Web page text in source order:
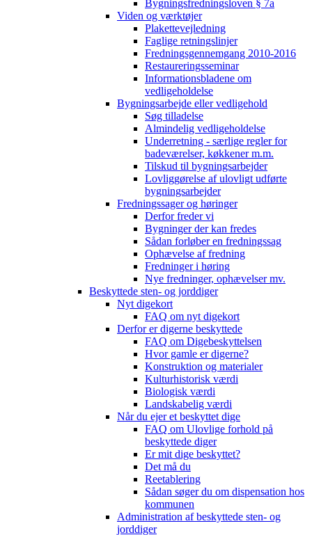
Bygningsfredningsloven § 7a
Viden og værktøjer
Plakettevejledning
Faglige retningslinjer
Fredningsgennemgang 2010-2016
Restaureringsseminar
Informationsbladene om
vedligeholdelse
Bygningsarbejde eller vedligehold
Søg tilladelse
Almindelig vedligeholdelse
Underretning - særlige regler for
badeværelser, køkkener m.m.
Tilskud til bygningsarbejder
Lovliggørelse af ulovligt udførte
bygningsarbejder
Fredningssager og høringer
Derfor freder vi
Bygninger der kan fredes
Sådan forløber en fredningssag
Ophævelse af fredning
Fredninger i høring
Nye fredninger, ophævelser mv.
Beskyttede sten- og jorddiger
Nyt digekort
FAQ om nyt digekort
Derfor er digerne beskyttede
FAQ om Digebeskyttelsen
Hvor gamle er digerne?
Konstruktion og materialer
Kulturhistorisk værdi
Biologisk værdi
Landskabelig værdi
Når du ejer et beskyttet dige
FAQ om Ulovlige forhold på
beskyttede diger
Er mit dige beskyttet?
Det må du
Reetablering
Sådan søger du om dispensation hos
kommunen
Administration af beskyttede sten- og
jorddiger